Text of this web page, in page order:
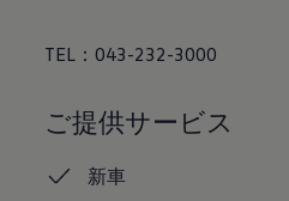
アクセサリー
Drive Recorder
お客様情報
TEL：043-232-3000
ご提供サービス
新車